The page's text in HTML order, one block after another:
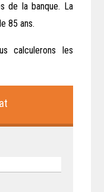
de la banque. La
85 ans.
calculerons les